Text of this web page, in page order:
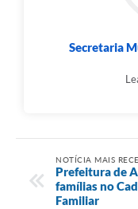
Secretaria
NOTÍCIA MAIS
Prefeitura de
famílias no
Familiar